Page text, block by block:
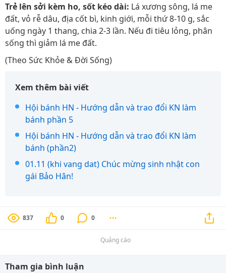
Trẻ lên sởi kèm ho, sốt kéo dài: Lá xương sông, lá me
đất, vỏ rễ dâu, địa cốt bì, kinh giới, mỗi thứ 8-10 g, sắc
uống ngày 1 thang, chia 2-3 lần. Nếu đi tiêu lỏng, phân
sống thì giảm lá me đất.
(Theo Sức Khỏe & Đời Sống)
Xem thêm bài viết
Hội bánh HN - Hướng dẫn và trao đổi KN làm
bánh phần 5
Hội bánh HN - Hướng dẫn và trao đổi KN làm
bánh (phần2)
01.11 (khi vang dat) Chúc mừng sinh nhật con
gái Bảo Hân!
837 0 0
Quảng cáo
Tham gia bình luận